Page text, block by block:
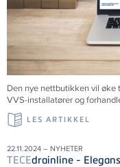
Den nye nettbutikken vil
VVS-installatører og
LES ARTIKKEL
22.11.2024 – NYHETER
TECEdrainline -